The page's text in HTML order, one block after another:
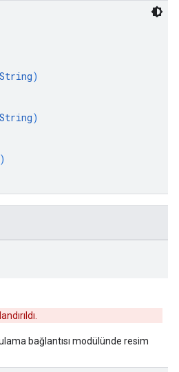
)
)
)
bağlantısı modülünde resim